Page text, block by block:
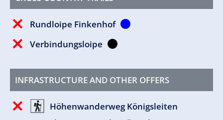
Rundloipe Finkenhof
Verbindungsloipe
INFRASTRUCTURE AND OTHER OFFERS
Höhenwanderweg Königsleiten